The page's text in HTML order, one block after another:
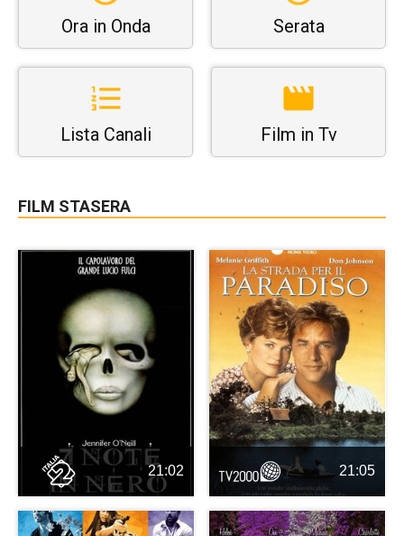
Ora in Onda Serata
Lista Canali Film in Tv
FILM STASERA
21:02 21:05